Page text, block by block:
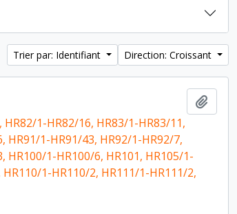
Trier par: Identifiant Direction: Croissant
HR82/1-HR82/16, HR83/1-HR83/11,
HR91/1-HR91/43, HR92/1-HR92/7,
HR100/1-HR100/6, HR101, HR105/1-
1-HR110/2, HR111/1-HR111/2,